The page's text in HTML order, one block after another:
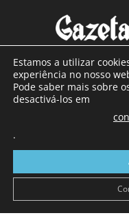
Com sede nas
a sul de distrito de
toda a região Oeste.
Estamos a utilizar
experiência no nosso
Pode saber mais sobre
desactivá-los em
.